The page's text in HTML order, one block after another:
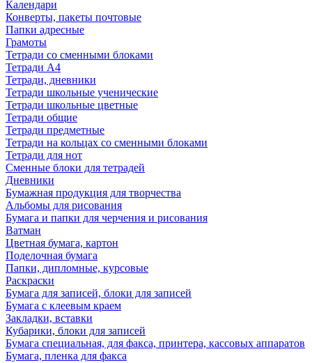
Календари
Конверты, пакеты почтовые
Папки адресные
Грамоты
Тетради со сменными блоками
Тетради А4
Тетради, дневники
Тетради школьные ученические
Тетради школьные цветные
Тетради общие
Тетради предметные
Тетради на кольцах со сменными блоками
Тетради для нот
Сменные блоки для тетрадей
Дневники
Бумажная продукция для творчества
Альбомы для рисования
Бумага и папки для черчения и рисования
Ватман
Цветная бумага, картон
Поделочная бумага
Папки, дипломные, курсовые
Раскраски
Бумага для записей, блоки для записей
Бумага с клеевым краем
Закладки, вставки
Кубарики, блоки для записей
Бумага специальная, для факса, принтера, кассовых аппаратов
Бумага, пленка для факса